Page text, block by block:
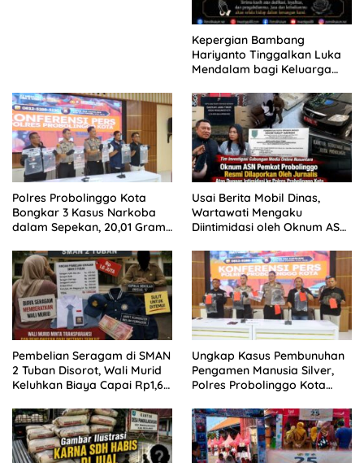
Kepergian Bambang
Hariyanto Tinggalkan Luka
Mendalam bagi Keluarga
Polres Probolinggo Kota
Bongkar 3 Kasus Narkoba
dalam Sepekan, 20,01 Gram
Usai Berita Mobil Dinas,
Wartawati Mengaku
Diintimidasi oleh Oknum ASN
Tempuh Jalur Hukum
Pembelian Seragam di SMAN
2 Tuban Disorot, Wali Murid
Keluhkan Biaya Capai Rp1,6
Ungkap Kasus Pembunuhan
Pengamen Manusia Silver,
Polres Probolinggo Kota